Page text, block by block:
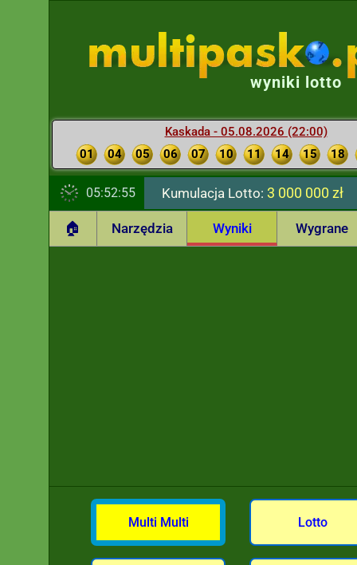
wyniki lotto
Kaskada - 05.08.2026 (22:00)
01
04 05 06 07 10 11 14 15 18
05:52:56 Kumulacja Lotto: 3 000 000 zł
🏠 Narzędzia Wyniki Wygrane
Multi Multi Lotto